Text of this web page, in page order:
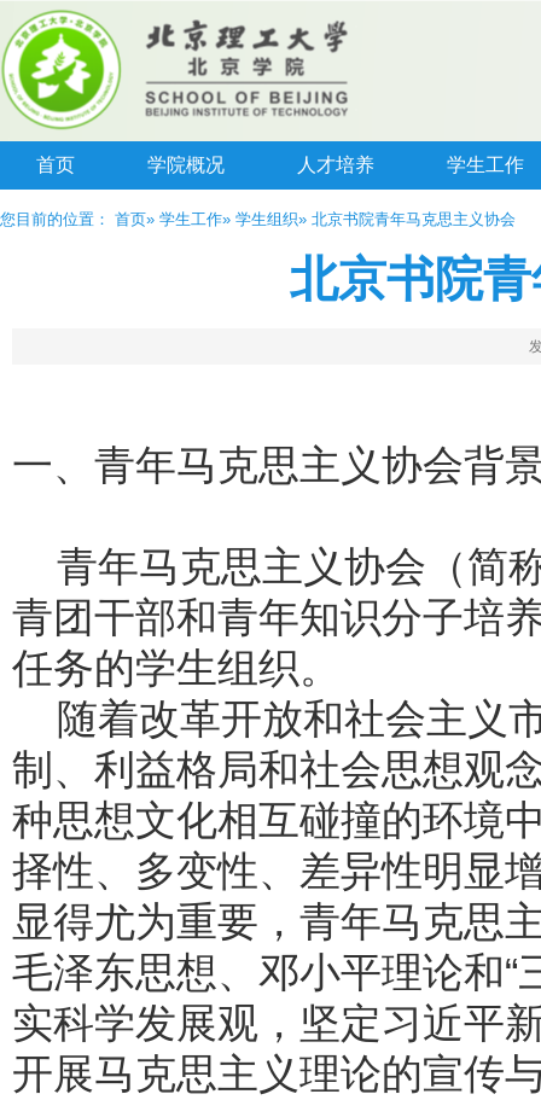
首页 学院概况 人才培养 学生工作
您目前的位置： 首页» 学生工作» 学生组织» 北京书院青年马克思主义协会
北京书院
一、青年马克思主义协会背
青年马克思主义协会（简
青团干部和青年知识分子培
任务的学生组织。
随着改革开放和社会主义
制、利益格局和社会思想观
种思想文化相互碰撞的环境
择性、多变性、差异性明显
显得尤为重要，青年马克思
毛泽东思想、邓小平理论和“
实科学发展观，坚定习近平
开展马克思主义理论的宣传